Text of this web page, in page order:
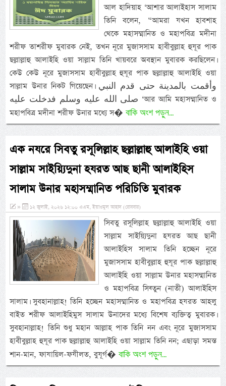
আল হাদিয়াহ ‘আশার আলাইহাস সালাম
তিনি বলেন, “আমরা যখন হাবশাহ
থেকে মহাসম্মানিত ও মহাপবিত্র মদীনা
শরীফ তাশরীফ মুবারক নেই, তখন নূরে মুজাসসাম হাবীবুল্লাহ হুযূর পাক
ছল্লাল্লাহু আলাইহি ওয়া সাল্লাম তিনি খায়বরে অবস্থান মুবারক করছিলেন।
কেউ কেউ নূরে মুজাসসাম হাবীবুল্লাহ হুযূর পাক ছল্লাল্লাহু আলাইহি ওয়া
সাল্লাম উনার নিকট গিয়েছেন। وأقمت بالمدينة حتى قدم النبي
صلى الله عليه وسلم فدخلت عليه ‘আর আমি মহাসম্মানিত ও
মহাপবিত্র মদীনা শরীফ উনার মধ্যে স�বাকি অংশ পড়ুন...
এক নযরে সিবতু রসূলিল্লাহ ছল্লাল্লাহু আলাইহি ওয়া
সাল্লাম সাইয়্যিদুনা হযরত আছ ছানী আলাইহিস
সালাম উনার মহাসম্মানিত পরিচিতি মুবারক
» ১২ জুলাই, ২০২৬ ১২:০০ এএম, ইয়াওমুল আহাদ (রোববার)
সিবতু রসূলিল্লাহ ছল্লাল্লাহু আলাইহি ওয়া
সাল্লাম সাইয়্যিদুনা হযরত আছ ছানী
আলাইহিস সালাম তিনি হচ্ছেন নূরে
মুজাসসাম হাবীবুল্লাহ হুযূর পাক ছল্লাল্লাহু
আলাইহি ওয়া সাল্লাম উনার মহাসম্মানিত
ও মহাপবিত্র সিব্তুন (নাতী) আলাইহিস
সালাম। সুবহানাল্লাহ! তিনি হচ্ছেন মহাসম্মানিত ও মহাপবিত্র হযরত আহলু
বাইত শরীফ আলাইহিমুস সালাম উনাদের মধ্যে বিশেষ ব্যক্তিত্ব মুবারক।
সুবহানাল্লাহ! তিনি শুধু মহান আল্লাহ পাক তিনি নন এবং নূরে মুজাসসাম
হাবীবুল্লাহ হুযূর পাক ছল্লাল্লাহু আলাইহি ওয়া সাল্লাম তিনি নন; এছাড়া সমস্ত
শান-মান, ফাযায়িল-ফযীলত, বুযূর্গ�বাকি অংশ পড়ুন...